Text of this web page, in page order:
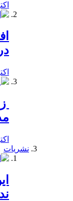
اکتبر
اکتبر
اکتبر
نشریات